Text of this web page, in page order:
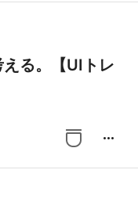
る。【UIトレ
more_horiz